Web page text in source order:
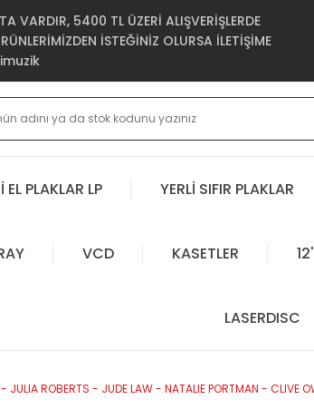
VARDIR, 5400 TL ÜZERİ ALIŞVERİŞLERDE
İSTEĞİNİZ OLURSA İLETİŞİME
EL PLAKLAR LP YERLİ SIFIR PLAKLAR
VCD KASETLER
LASERDISC
JULIA ROBERTS - JUDE LAW - NATALIE PORTMAN - CLIVE